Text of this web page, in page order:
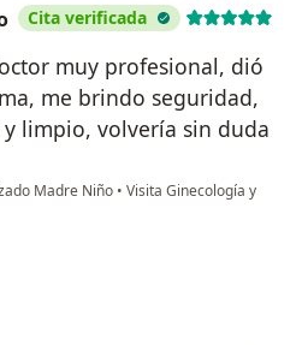
Cita verificada
muy profesional, dió
me brindo seguridad,
limpio, volvería sin duda
Madre Niño • Visita Ginecología y
Carcausto